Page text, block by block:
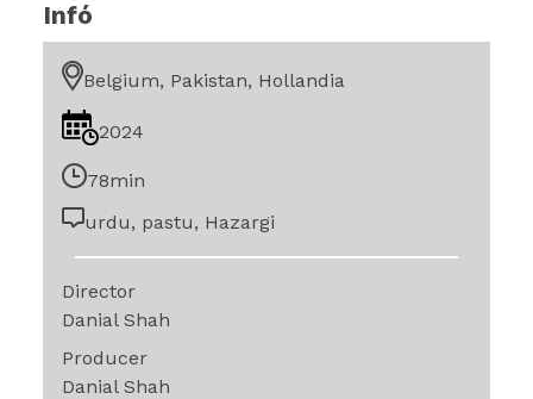
Infó
Belgium, Pakistan, Hollandia
2024
78min
urdu, pastu, Hazargi
Director
Danial Shah
Producer
Danial Shah